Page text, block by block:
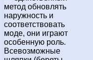
метод обновлять
наружность и
соответствовать
моде, они играют
особенную роль.
Всевозможные